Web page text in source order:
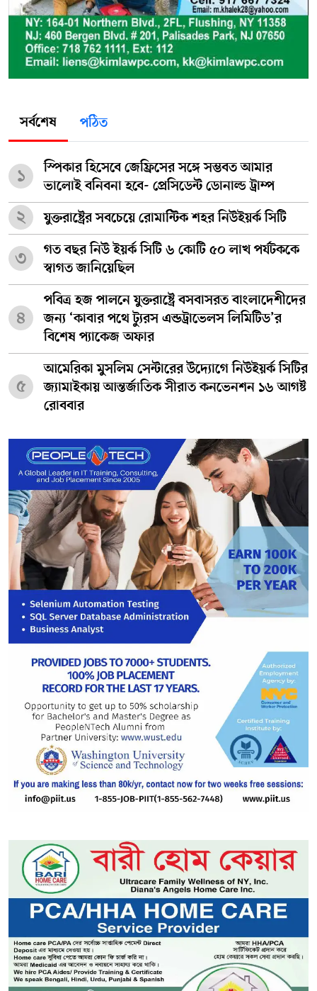
সর্বশেষ পঠিত
১
স্পিকার হিসেবে জেফ্রিসের সঙ্গে সম্ভবত আমার
ভালোই বনিবনা হবে- প্রেসিডেন্ট ডোনাল্ড ট্রাম্প
২ যুক্তরাষ্ট্রের সবচেয়ে রোমান্টিক শহর নিউইয়র্ক সিটি
৩
গত বছর নিউ ইয়র্ক সিটি ৬ কোটি ৫০ লাখ পর্যটককে
স্বাগত জানিয়েছিল
৪
পবিত্র হজ পালনে যুক্তরাষ্ট্রে বসবাসরত বাংলাদেশীদের
জন্য ‘কাবার পথে ট্যুরস এন্ডট্রাভেলস লিমিটিড’র
বিশেষ প্যাকেজ অফার
৫
আমেরিকা মুসলিম সেন্টারের উদ্যোগে নিউইয়র্ক সিটির
জ্যামাইকায় আন্তর্জাতিক সীরাত কনভেনশন ১৬ আগষ্ট
রোববার